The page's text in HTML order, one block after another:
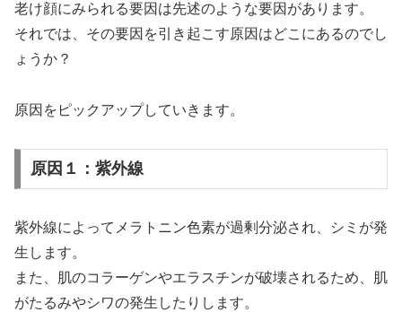
老け顔にみられる要因は先述のような要因があります。
それでは、その要因を引き起こす原因はどこにあるのでし
ょうか？
原因をピックアップしていきます。
原因１：紫外線
紫外線によってメラトニン色素が過剰分泌され、シミが発
生します。
また、肌のコラーゲンやエラスチンが破壊されるため、肌
がたるみやシワの発生したりします。